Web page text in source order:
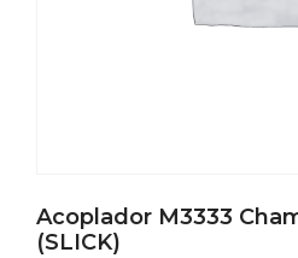
Acoplador M3333
(SLICK)